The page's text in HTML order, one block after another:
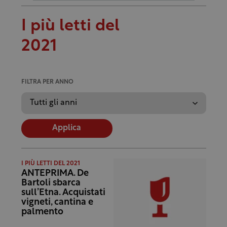
I più letti del
2021
FILTRA PER ANNO
Applica
I PIÙ LETTI DEL 2021
ANTEPRIMA. De
Bartoli sbarca
sull’Etna. Acquistati
vigneti, cantina e
palmento